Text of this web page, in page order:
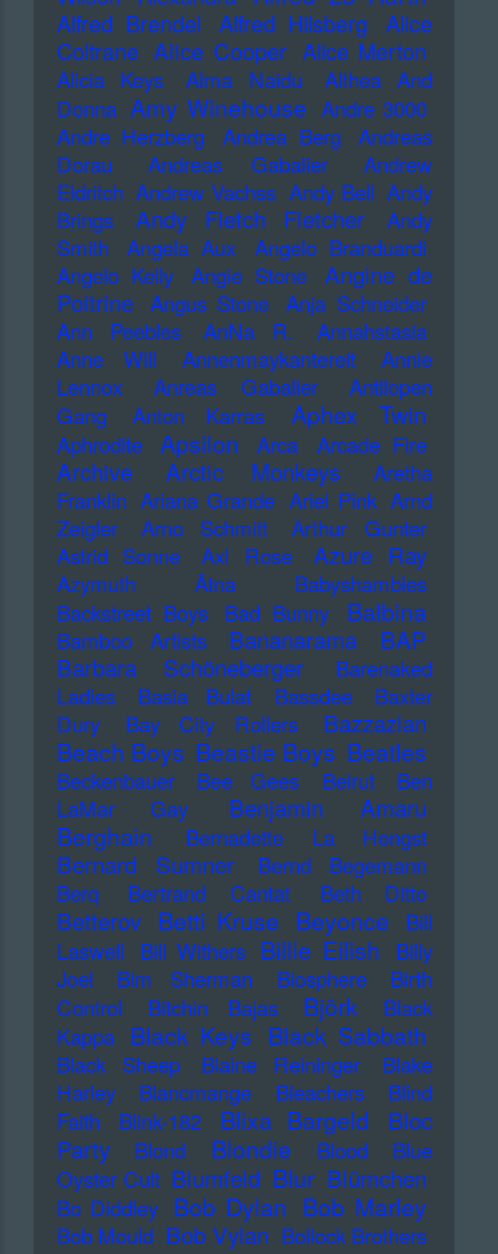
Alfred Brendel Alfred Hilsberg
Alice
Coltrane Alice Cooper Alice Merton
Alicia Keys Alma Naidu
Althea And
Donna Amy Winehouse Andre 3000
Andre Herzberg
Andrea Berg
Andreas
Dorau
Andreas Gabalier
Andrew
Eldritch Andrew Vachss Andy Bell Andy
Brings
Andy Fletch Fletcher
Andy
Smith
Angela Aux
Angelo Branduardi
Angelo Kelly
Angie Stone
Angine de
Poitrine Angus Stone Anja Schneider
Ann Peebles
AnNa R.
Annahstasia
Anne Will
Annenmaykantereit
Annie
Lennox
Anreas Gabalier
Antilopen
Gang
Anton Karras Aphex Twin
Aphrodite Apsilon Arca Arcade Fire
Archive Arctic Monkeys
Aretha
Franklin Ariana Grande Ariel Pink Arnd
Zeigler
Arno Schmitt
Arthur Gunter
Astrid Sonne
Axl Rose Azure Ray
Azymuth Ätna
Babyshambles
Backstreet Boys
Bad Bunny Balbina
Bamboo Artists Bananarama
BAP
Barbara Schöneberger
Barenaked
Ladies
Basia Bulat Bassdee
Baxter
Dury
Bay City Rollers Bazzazian
Beach Boys Beastie Boys Beatles
Beckenbauer Bee Gees Beirut
Ben
LaMar Gay
Benjamin Amaru
Berghain Bernadette La Hengst
Bernard Sumner
Bernd Begemann
Berq
Bertrand Cantat Beth Ditto
Betterov Betti Kruse Beyonce
Bill
Laswell
Bill Withers Billie Eilish
Billy
Joel
Bim Sherman Biosphere
Birth
Control
Bitchin Bajas Björk
Black
Kappa Black Keys Black Sabbath
Black Sheep Blaine Reininger
Blake
Harley
Blancmange Bleachers
Blind
Faith
Blink-182 Blixa Bargeld
Bloc
Party
Blond Blondie Blood
Blue
Oyster Cult Blumfeld Blur Blümchen
Bo Diddley Bob Dylan Bob Marley
Bob Mould Bob Vylan Bollock Brothers